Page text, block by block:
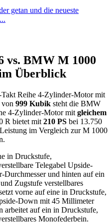
getan und die neueste
vs. BMW M 1000
Überblick
Reihe 4-Zylinder-Motor mit
999 Kubik steht die BMW
4-Zylinder-Motor mit gleichem
R bietet mit 210 PS bei 13.750
im Vergleich zur M 1000
in Druckstufe,
Telegabel Upside-
und hinten auf ein
Zugstufe verstellbares
vorne auf eine in Druckstufe,
Down mit 45 Millimeter
arbeitet auf ein in Druckstufe,
Monofederbein.